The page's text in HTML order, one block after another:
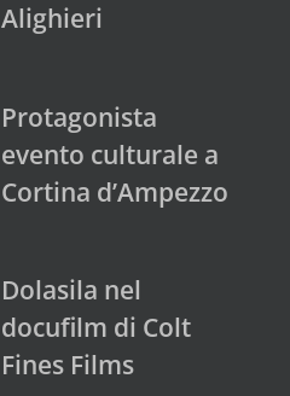
Alighieri
Protagonista
evento culturale a
Cortina d’Ampezzo
Dolasila nel
docufilm di Colt
Fines Films